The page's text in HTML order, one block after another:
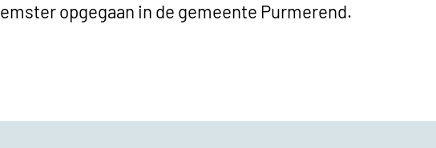
opgegaan in de gemeente Purmerend.